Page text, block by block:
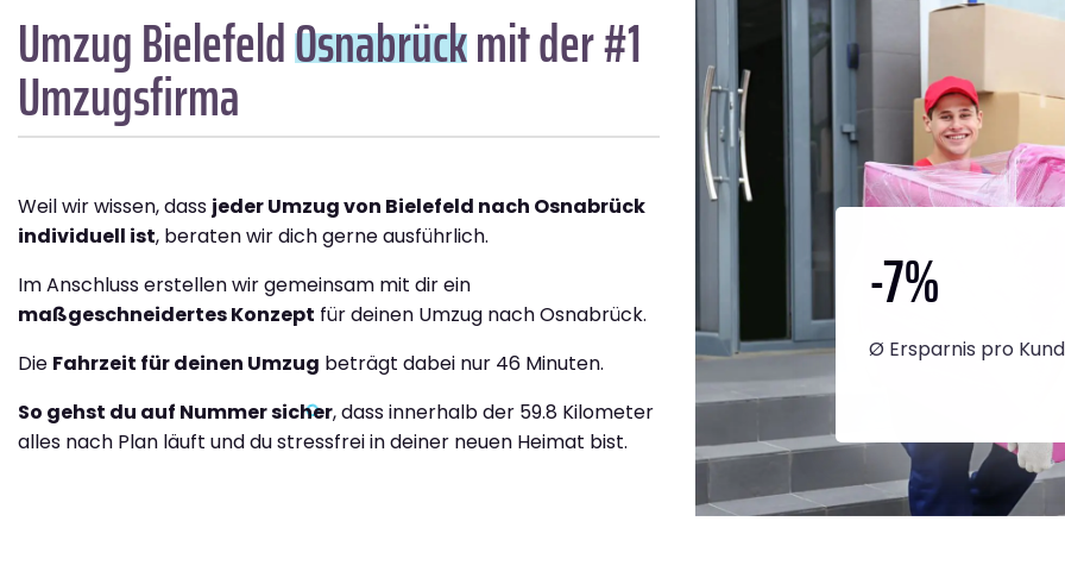
Umzug BielefeldOsnabrückmit der #1
Umzugsfirma
Weil wir wissen, dass jeder Umzug von Bielefeld nach Osnabrück
individuell ist, beraten wir dich gerne ausführlich.
Im Anschluss erstellen wir gemeinsam mit dir ein
maßgeschneidertes Konzept für deinen Umzug nach Osnabrück.
Die Fahrzeit für deinen Umzug beträgt dabei nur 46 Minuten.
So gehst du auf Nummer sicher, dass innerhalb der 59.8 Kilometer
alles nach Plan läuft und du stressfrei in deiner neuen Heimat bist.
-7%
Ø Ersparnis pro